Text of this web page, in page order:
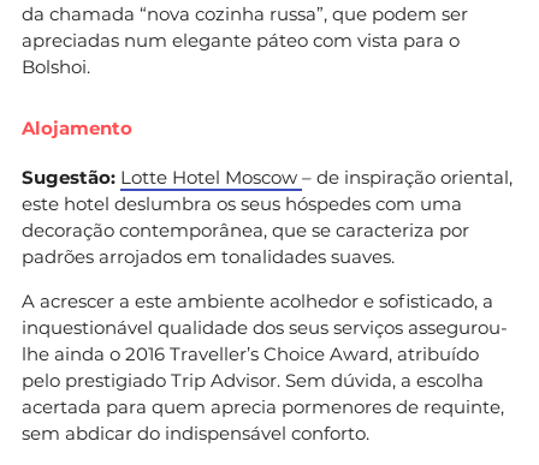
da chamada “nova cozinha russa”, que podem ser
apreciadas num elegante páteo com vista para o
Bolshoi.
Alojamento
Sugestão: Lotte Hotel Moscow – de inspiração oriental,
este hotel deslumbra os seus hóspedes com uma
decoração contemporânea, que se caracteriza por
padrões arrojados em tonalidades suaves.
A acrescer a este ambiente acolhedor e sofisticado, a
inquestionável qualidade dos seus serviços assegurou-
lhe ainda o 2016 Traveller’s Choice Award, atribuído
pelo prestigiado Trip Advisor. Sem dúvida, a escolha
acertada para quem aprecia pormenores de requinte,
sem abdicar do indispensável conforto.